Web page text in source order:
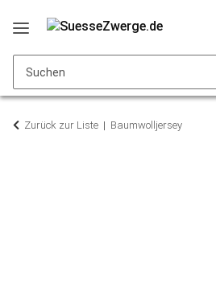
Zurück zur Liste Baumwolljersey